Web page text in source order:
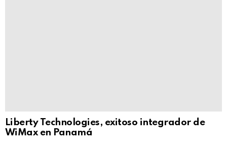
Liberty Technologies, exitoso integrador de
WiMax en Panamá